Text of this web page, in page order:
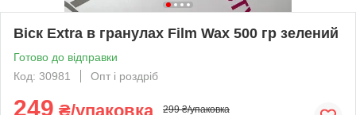
Віск Extra в гранулах Film Wax 500 гр зелений
Готово до відправки
Код: 30981
Опт і роздріб
249 ₴/упаковка 299 ₴/упаковка